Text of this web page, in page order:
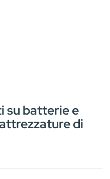
su batterie e
di